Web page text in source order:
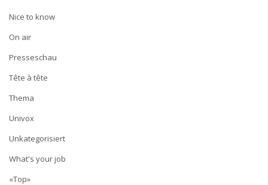
Nice to know
On air
Presseschau
Tête à tête
Thema
Univox
Unkategorisiert
What's your job
«Top»